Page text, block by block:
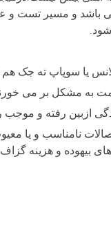
باشد و مسیر تست و
یا سوپاپ ته جک
به مشکل بر می
ازبین رفته و
نامناسب و یا
بیهوده و هزینه